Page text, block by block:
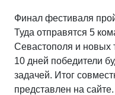
Финал фестиваля
Туда отправятся 5
Севастополя и новых
10 дней победители
задачей. Итог
представлен на сайте.